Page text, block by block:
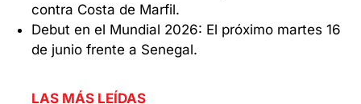
contra Costa de Marfil.
Debut en el Mundial 2026: El próximo martes 16
de junio frente a Senegal.
LAS MÁS LEÍDAS